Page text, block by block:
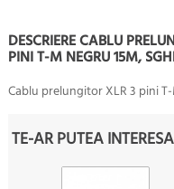
DESCRIERE CABLU
PINI T-M NEGRU 15M,
Cablu prelungitor XLR 3 pini
TE-AR PUTEA